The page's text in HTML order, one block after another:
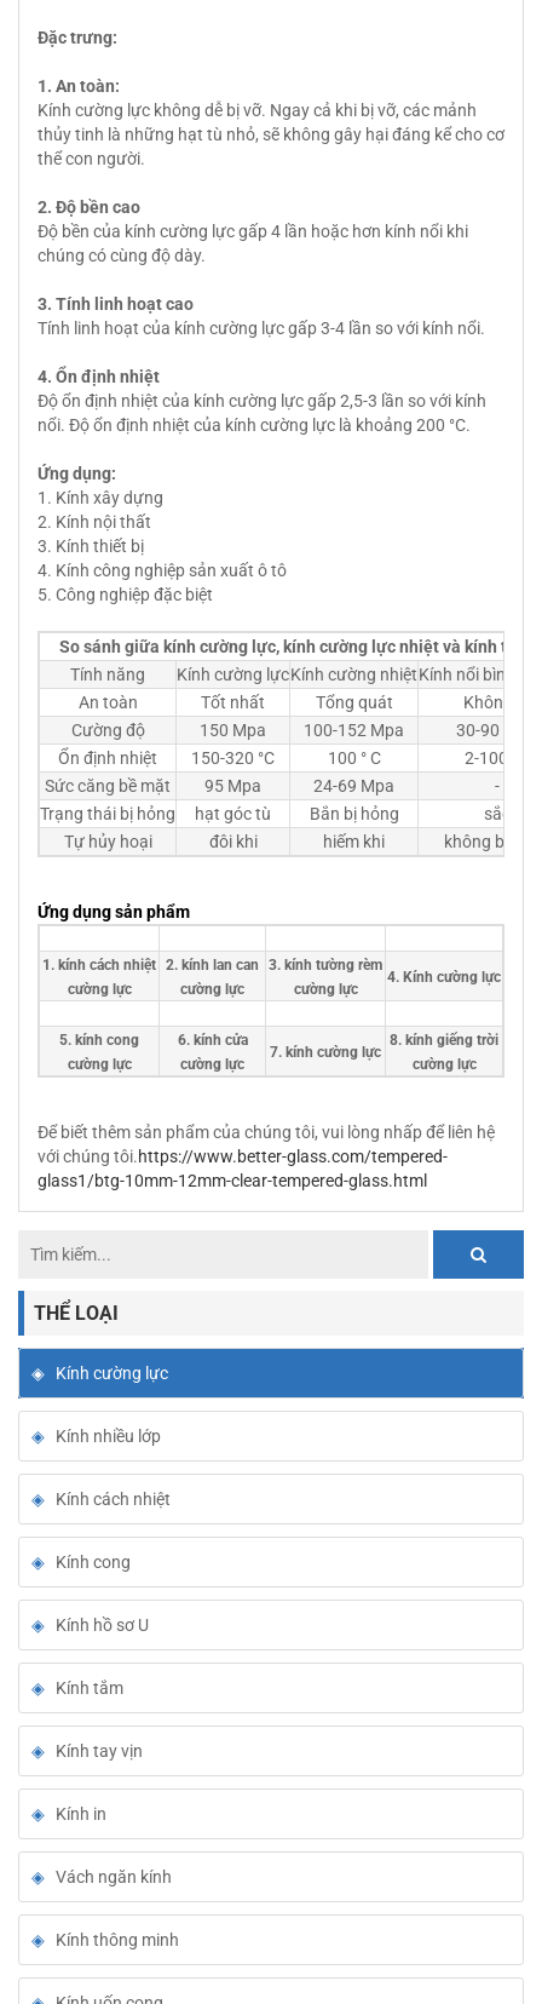
Đặc trưng:
1. An toàn:
Kính cường lực không dễ bị vỡ. Ngay cả khi bị vỡ, các mảnh
thủy tinh là những hạt tù nhỏ, sẽ không gây hại đáng kể cho cơ
thể con người.
2. Độ bền cao
Độ bền của kính cường lực gấp 4 lần hoặc hơn kính nổi khi
chúng có cùng độ dày.
3. Tính linh hoạt cao
Tính linh hoạt của kính cường lực gấp 3-4 lần so với kính nổi.
4. Ổn định nhiệt
Độ ổn định nhiệt của kính cường lực gấp 2,5-3 lần so với kính
nổi. Độ ổn định nhiệt của kính cường lực là khoảng 200 °C.
Ứng dụng:
1. Kính xây dựng
2. Kính nội thất
3. Kính thiết bị
4. Kính công nghiệp sản xuất ô tô
5. Công nghiệp đặc biệt
So sánh giữa kính cường lực, kính cường lực nhiệt và kính
Tính năng
Kính cường lựcKính cường nhiệtKính nổi bình
An toàn
Tốt nhất Tổng quát
Không ai
Cường độ
150 Mpa 100-152 Mpa
30-90 Mpa
Ổn định nhiệt
150-320 °C 100 ° C
2-100 °C
Sức căng bề mặt
95 Mpa 24-69 Mpa
-
Trạng thái bị hỏng
hạt góc tù Bắn bị hỏng
sắc
Tự hủy hoại
đôi khi hiếm khi không bao
Ứng dụng sản phẩm
1. kính cách nhiệt
cường lực
2. kính lan can
cường lực
3. kính tường rèm
cường lực
4. Kính cường lực
5. kính cong
cường lực
6. kính cửa
cường lực
7. kính cường lực
8. kính giếng trời
cường lực
Để biết thêm sản phẩm của chúng tôi, vui lòng nhấp để liên hệ
với chúng tôi. https://www.better-glass.com/tempered-
glass1/btg-10mm-12mm-clear-tempered-glass.html
THỂ LOẠI
Kính cường lực
Kính nhiều lớp
Kính cách nhiệt
Kính cong
Kính hồ sơ U
Kính tắm
Kính tay vịn
Kính in
Vách ngăn kính
Kính thông minh